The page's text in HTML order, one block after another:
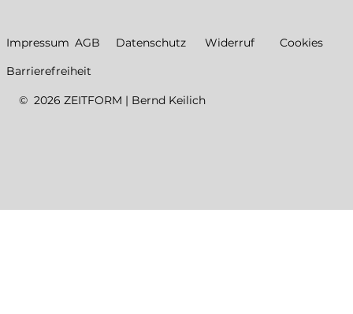
Impressum AGB Datenschutz Widerruf Cookies
Barrierefreiheit
© 2026 ZEITFORM | Bernd Keilich